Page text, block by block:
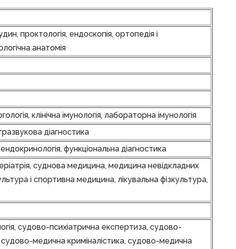
проктологія, ендоскопія, ортопедія і
анатомія
клінічна імунологія, лабораторна імунологія
діагностика
функціональна діагностика
суднова медицина, медицина невідкладних
і спортивна медицина, лікувальна фізкультура,
судово-психіатрична експертиза, судово-
медична криміналістика, судово-медична